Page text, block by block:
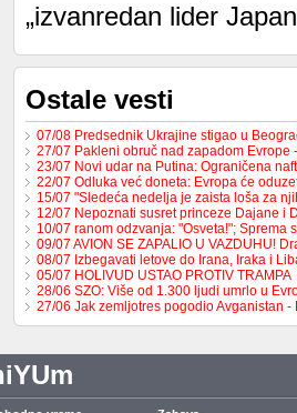
„izvanredan lider
Ostale vesti
07/08 Predsednik Ukrajine stigao u
27/07 Pakleni obruč nad zapadom Evrope
23/07 Novi udar na Putina: Ograničena
22/07 Odluka već doneta: Evropa će
15/07 "Sledeća nedelja je zaista loša za
12/07 Nepoznati susret princeze Dajane i
10/07 ranom odzvanja: "Osveta!"; Sprema
09/07 AVION SE ZAPALIO U VAZDUHU!
08/07 Izbegavati letove do Irana, Iraka i
05/07 HOLIVUD USTAO PROTIV TRAMPA
28/06 SZO: Više od 1.300 ljudi umrlo u
27/06 Jak zemljotres pogodio Avganistan